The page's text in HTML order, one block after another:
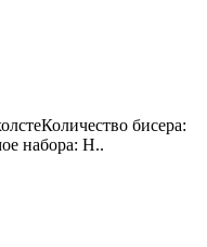
бисера:
набора: Н..